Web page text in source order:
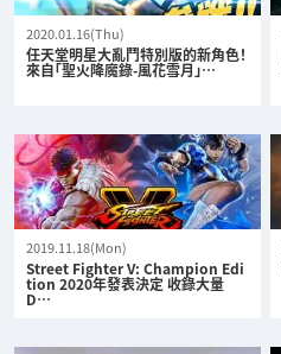
2020.01.16(Thu)
任天堂明星大亂鬥特別版的新角色！
來自「聖火降魔錄-風花雪月」…
2019.11.18(Mon)
Street Fighter V: Champion Edi
tion 2020年發表決定 收錄大量
D…